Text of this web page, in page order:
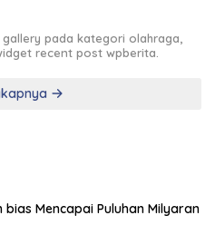
pada kategori olahraga,
recent post wpberita.
Mencapai Puluhan Milyaran